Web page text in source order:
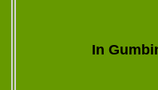
In